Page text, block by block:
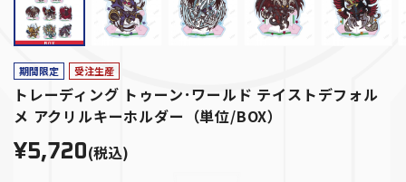
期間限定 受注生産
トレーディング トゥーン･ワールド テイストデフォル
メ アクリルキーホルダー（単位/BOX）
¥5,720(税込)